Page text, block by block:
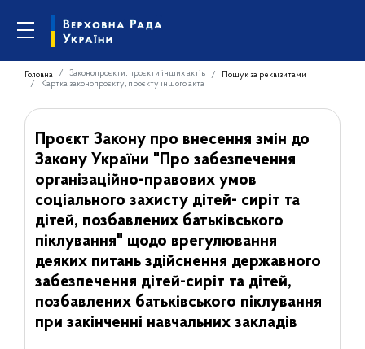
Головна Законопроєкти, проєкти інших актів
Пошук за реквізитами
Картка законопроєкту, проєкту іншого акта
Проєкт Закону про внесення змін до
Закону України "Про забезпечення
організаційно-правових умов
соціального захисту дітей- сиріт та
дітей, позбавлених батьківського
піклування" щодо врегулювання
деяких питань здійснення державного
забезпечення дітей-сиріт та дітей,
позбавлених батьківського піклування
при закінченні навчальних закладів